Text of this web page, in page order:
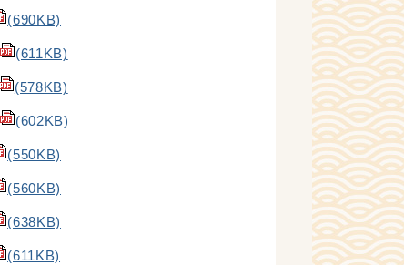
(690KB)
(611KB)
(578KB)
(602KB)
(550KB)
(560KB)
(638KB)
(611KB)